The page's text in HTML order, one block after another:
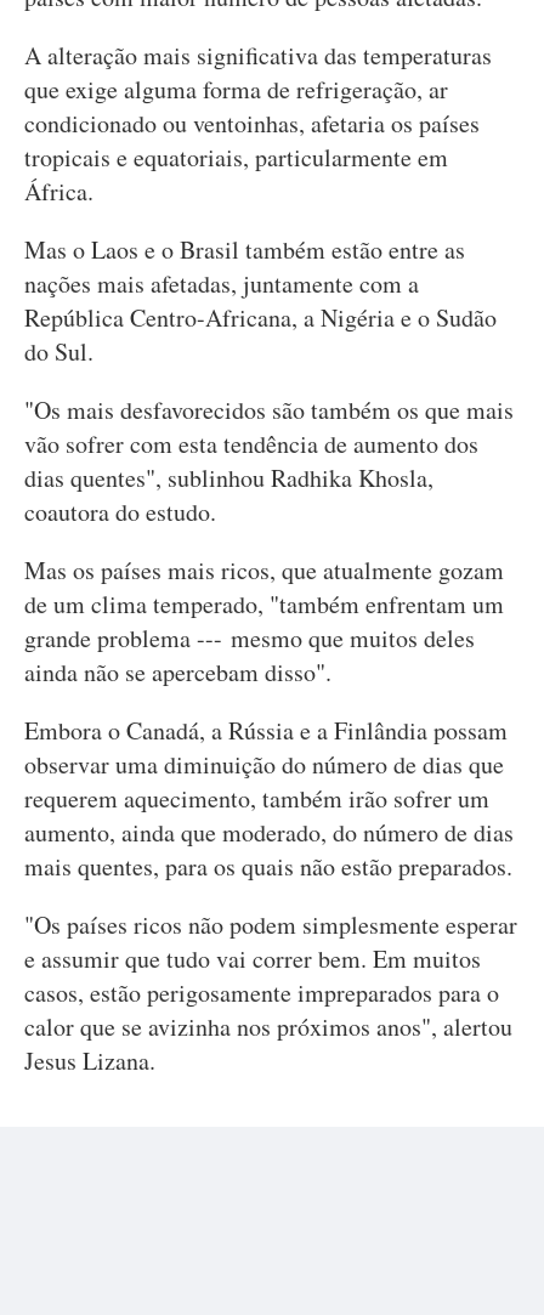
A alteração mais significativa das temperaturas
que exige alguma forma de refrigeração, ar
condicionado ou ventoinhas, afetaria os países
tropicais e equatoriais, particularmente em
África.
Mas o Laos e o Brasil também estão entre as
nações mais afetadas, juntamente com a
República Centro-Africana, a Nigéria e o Sudão
do Sul.
"Os mais desfavorecidos são também os que mais
vão sofrer com esta tendência de aumento dos
dias quentes", sublinhou Radhika Khosla,
coautora do estudo.
Mas os países mais ricos, que atualmente gozam
de um clima temperado, "também enfrentam um
grande problema --- mesmo que muitos deles
ainda não se apercebam disso".
Embora o Canadá, a Rússia e a Finlândia possam
observar uma diminuição do número de dias que
requerem aquecimento, também irão sofrer um
aumento, ainda que moderado, do número de dias
mais quentes, para os quais não estão preparados.
"Os países ricos não podem simplesmente esperar
e assumir que tudo vai correr bem. Em muitos
casos, estão perigosamente impreparados para o
calor que se avizinha nos próximos anos", alertou
Jesus Lizana.